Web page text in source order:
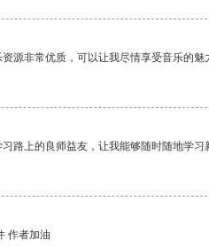
源非常优质，可以让我尽情享受音乐的魅
路上的良师益友，让我能够随时随地学习
作者加油